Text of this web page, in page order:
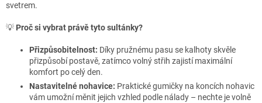
svetrem.
💡 Proč si vybrat právě tyto sultánky?
Přizpůsobitelnost: Díky pružnému pasu se kalhoty skvěle
přizpůsobí postavě, zatímco volný střih zajistí maximální
komfort po celý den.
Nastavitelné nohavice: Praktické gumičky na koncích nohavic
vám umožní měnit jejich vzhled podle nálady – nechte je volně